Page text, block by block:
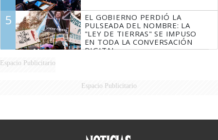
5
EL GOBIERNO PERDIÓ LA
PULSEADA DEL NOMBRE: LA
"LEY DE TIERRAS" SE IMPUSO
EN TODA LA CONVERSACIÓN
DIGITAL
Espacio Publicitario
Espacio Publicitario